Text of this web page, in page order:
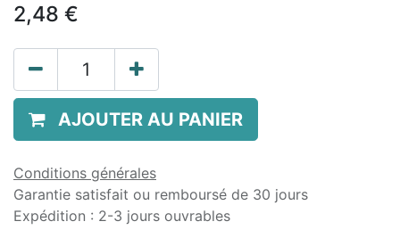
2,48 €
AJOUTER AU PANIER
Conditions générales
Garantie satisfait ou remboursé de 30 jours
Expédition : 2-3 jours ouvrables